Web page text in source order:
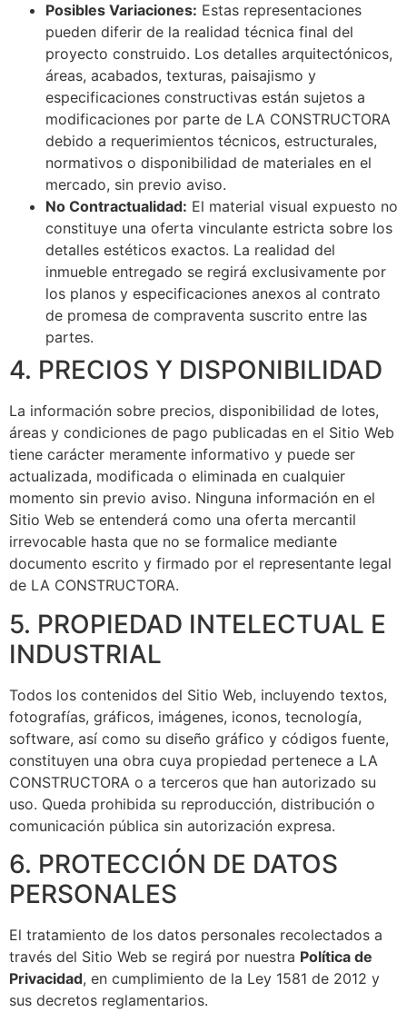
Posibles Variaciones: Estas representaciones
pueden diferir de la realidad técnica final del
proyecto construido. Los detalles arquitectónicos,
áreas, acabados, texturas, paisajismo y
especificaciones constructivas están sujetos a
modificaciones por parte de LA CONSTRUCTORA
debido a requerimientos técnicos, estructurales,
normativos o disponibilidad de materiales en el
mercado, sin previo aviso.
No Contractualidad: El material visual expuesto no
constituye una oferta vinculante estricta sobre los
detalles estéticos exactos. La realidad del
inmueble entregado se regirá exclusivamente por
los planos y especificaciones anexos al contrato
de promesa de compraventa suscrito entre las
partes.
4. PRECIOS Y DISPONIBILIDAD
La información sobre precios, disponibilidad de lotes,
áreas y condiciones de pago publicadas en el Sitio Web
tiene carácter meramente informativo y puede ser
actualizada, modificada o eliminada en cualquier
momento sin previo aviso. Ninguna información en el
Sitio Web se entenderá como una oferta mercantil
irrevocable hasta que no se formalice mediante
documento escrito y firmado por el representante legal
de LA CONSTRUCTORA.
5. PROPIEDAD INTELECTUAL E
INDUSTRIAL
Todos los contenidos del Sitio Web, incluyendo textos,
fotografías, gráficos, imágenes, iconos, tecnología,
software, así como su diseño gráfico y códigos fuente,
constituyen una obra cuya propiedad pertenece a LA
CONSTRUCTORA o a terceros que han autorizado su
uso. Queda prohibida su reproducción, distribución o
comunicación pública sin autorización expresa.
6. PROTECCIÓN DE DATOS
PERSONALES
El tratamiento de los datos personales recolectados a
través del Sitio Web se regirá por nuestra Política de
Privacidad, en cumplimiento de la Ley 1581 de 2012 y
sus decretos reglamentarios.